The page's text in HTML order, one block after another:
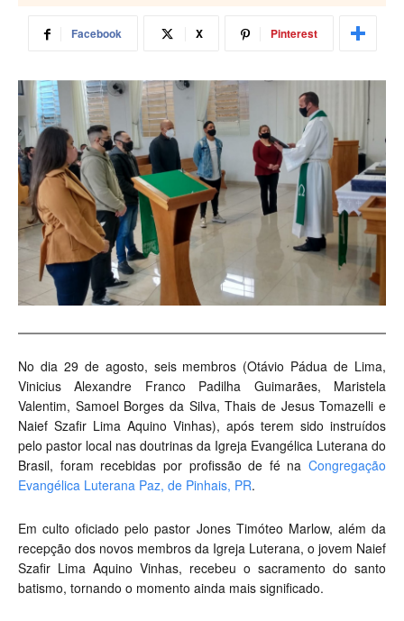
Facebook X Pinterest
No dia 29 de agosto, seis membros (Otávio Pádua de Lima,
Vinicius Alexandre Franco Padilha Guimarães, Maristela
Valentim, Samoel Borges da Silva, Thais de Jesus Tomazelli e
Naief Szafir Lima Aquino Vinhas), após terem sido instruídos
pelo pastor local nas doutrinas da Igreja Evangélica Luterana do
Brasil, foram recebidas por profissão de fé na Congregação
Evangélica Luterana Paz, de Pinhais, PR.
Em culto oficiado pelo pastor Jones Timóteo Marlow, além da
recepção dos novos membros da Igreja Luterana, o jovem Naief
Szafir Lima Aquino Vinhas, recebeu o sacramento do santo
batismo, tornando o momento ainda mais significado.